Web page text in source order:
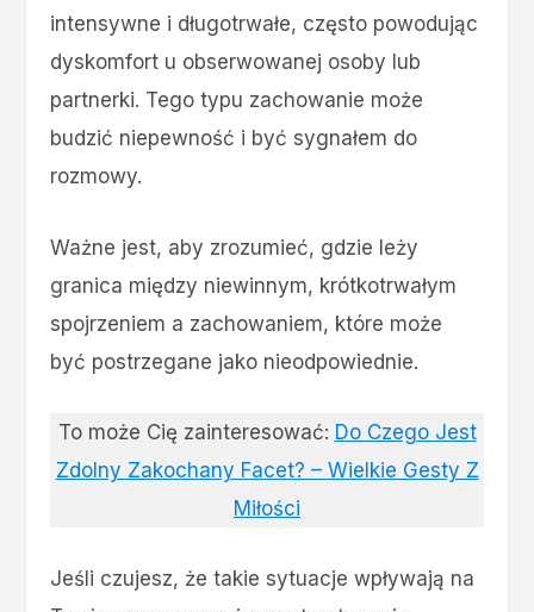
intensywne i długotrwałe, często powodując
dyskomfort u obserwowanej osoby lub
partnerki. Tego typu zachowanie może
budzić niepewność i być sygnałem do
rozmowy.
Ważne jest, aby zrozumieć, gdzie leży
granica między niewinnym, krótkotrwałym
spojrzeniem a zachowaniem, które może
być postrzegane jako nieodpowiednie.
To może Cię zainteresować: Do Czego Jest
Zdolny Zakochany Facet? – Wielkie Gesty Z
Miłości
Jeśli czujesz, że takie sytuacje wpływają na